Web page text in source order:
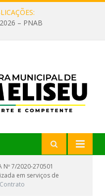
– PNAB
Nº 7/2020-270501
em serviços de
Contrato